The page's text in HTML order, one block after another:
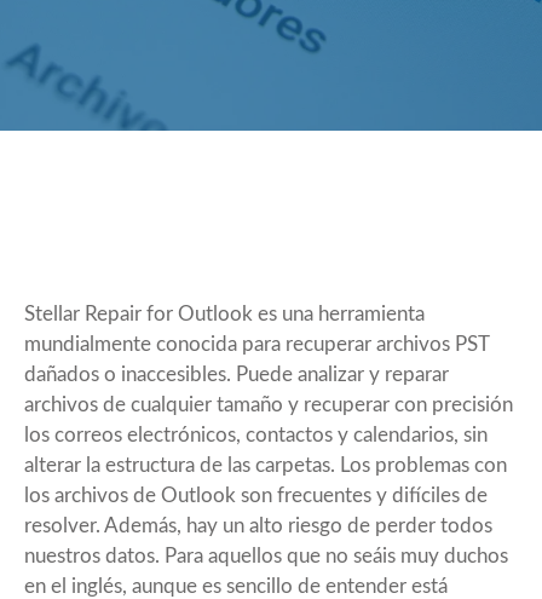
Stellar Repair for Outlook es una herramienta
mundialmente conocida para recuperar archivos PST
dañados o inaccesibles. Puede analizar y reparar
archivos de cualquier tamaño y recuperar con precisión
los correos electrónicos, contactos y calendarios, sin
alterar la estructura de las carpetas. Los problemas con
los archivos de Outlook son frecuentes y difíciles de
resolver. Además, hay un alto riesgo de perder todos
nuestros datos. Para aquellos que no seáis muy duchos
en el inglés, aunque es sencillo de entender está